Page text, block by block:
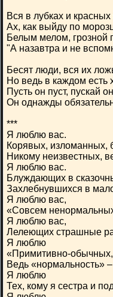
Вся в лубках и
Ах, как выйду по
Белым мелом, грозной
"А назавтра и не
Бесят люди, вся их
Но ведь в каждом есть
Пусть он пуст, пускай
Он однажды
***
Я люблю вас.
Корявых, изломанных,
Никому неизвестных,
Я люблю вас.
Блуждающих в
Захлебнувшихся в
Я люблю вас,
«Совсем
Я люблю вас,
Лелеющих страшные
Я люблю
«Примитивно-обычных,
Ведь «нормальность»
Я люблю
Тех, кому я сестра и